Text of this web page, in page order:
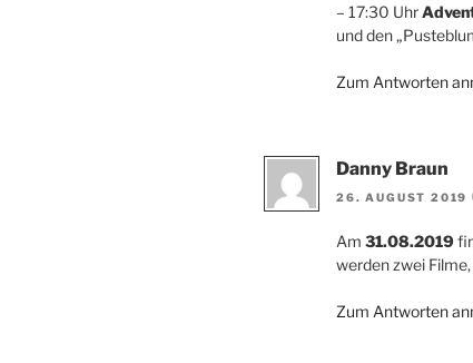
– 17:30 Uhr
und den
Zum Antworten
Danny Braun
26. AUGUST 2019
Am 31.08.2019
werden zwei
Zum Antworten